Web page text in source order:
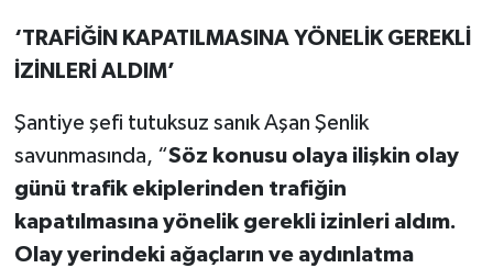
‘TRAFİĞİN KAPATILMASINA YÖNELİK GEREKLİ
İZİNLERİ ALDIM’
Şantiye şefi tutuksuz sanık Aşan Şenlik
savunmasında, “Söz konusu olaya ilişkin olay
günü trafik ekiplerinden trafiğin
kapatılmasına yönelik gerekli izinleri aldım.
Olay yerindeki ağaçların ve aydınlatma